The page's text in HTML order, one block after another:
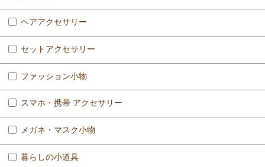
ヘアアクセサリー
セットアクセサリー
ファッション小物
スマホ・携帯 アクセサリー
メガネ・マスク小物
暮らしの小道具